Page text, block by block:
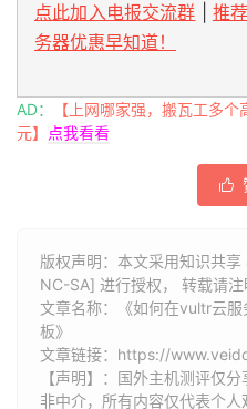
点此加入电报交流群
推
务器优惠早知道！
AD：
【上网哪家强，搬瓦工多
元】 点我看看

版权声明：本文采用知识共
NC-SA] 进行授权， 转载请注
文章名称：《如何在vultr云
板》
文章链接： https://
【声明】：国外主机测评仅
非中介，所有内容仅代表个